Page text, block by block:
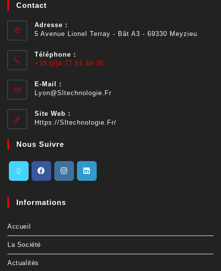
Contact
Adresse :
5 Avenue Lionel Terray - Bât A3 - 69330 Meyzieu
Téléphone :
+33 (0)4 77 81 49 35
E-Mail :
Lyon@sltechnologie.fr
Site Web :
Https://sltechnologie.fr/
Nous Suivre
Informations
Accueil
La Société
Actualités